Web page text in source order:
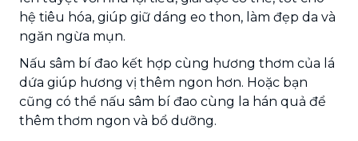
hệ tiêu hóa, giúp giữ dáng eo thon, làm đẹp da và
ngăn ngừa mụn.
Nấu sâm bí đao kết hợp cùng hương thơm của lá
dứa giúp hương vị thêm ngon hơn. Hoặc bạn
cũng có thể nấu sâm bí đao cùng la hán quả để
thêm thơm ngon và bổ dưỡng.